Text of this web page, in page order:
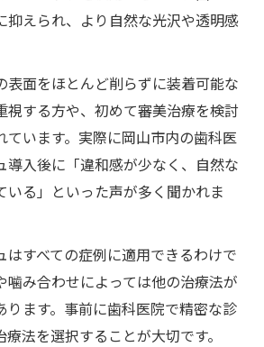
抑えられ、より自然な光沢や透明感
表面をほとんど削らずに装着可能な
視する方や、初めて審美治療を検討
ています。実際に岡山市内の歯科医
導入後に「違和感が少なく、自然な
いる」といった声が多く聞かれま
はすべての症例に適用できるわけで
噛み合わせによっては他の治療法が
ります。事前に歯科医院で精密な診
法を選択することが大切です。